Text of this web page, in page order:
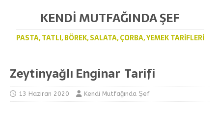
KENDI MUTFAĞINDA ŞEF
PASTA, TATLI, BÖREK, SALATA, ÇORBA, YEMEK TARIFLERI
Zeytinyağlı Enginar Tarifi
13 Haziran 2020 Kendi Mutfağında Şef